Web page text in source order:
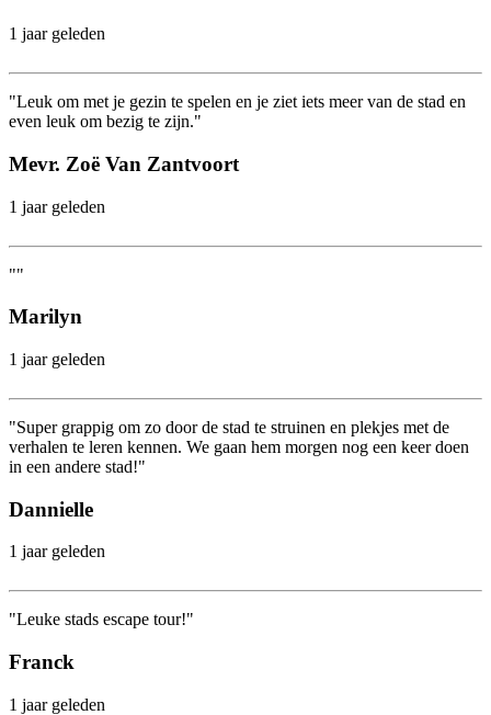
1 jaar geleden
"Leuk om met je gezin te spelen en je ziet iets meer van de stad en
even leuk om bezig te zijn."
Mevr. Zoë Van Zantvoort
1 jaar geleden
""
Marilyn
1 jaar geleden
"Super grappig om zo door de stad te struinen en plekjes met de
verhalen te leren kennen. We gaan hem morgen nog een keer doen
in een andere stad!"
Dannielle
1 jaar geleden
"Leuke stads escape tour!"
Franck
1 jaar geleden